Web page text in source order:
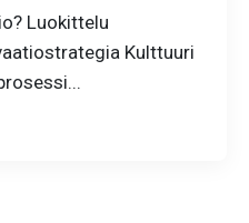
Luokittelu
Kulttuuri